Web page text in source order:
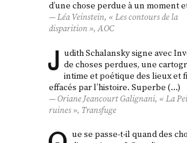
d’une chose perdue à un moment
Léa Veinstein, « Les contours de la
disparition »,AOC
J udith Schalansky signe avec
de choses perdues, une
intime et poétique des lieux et
effacés par l’histoire. Superbe (…)
Oriane Jeancourt Galignani, « La
ruines », Transfuge
ue se passe-t-il quand des